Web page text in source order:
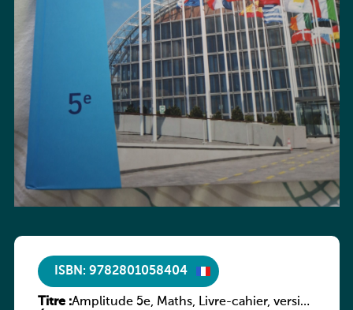
ISBN: 9782801058404
Titre :Amplitude 5e, Maths, Livre-cahier, version